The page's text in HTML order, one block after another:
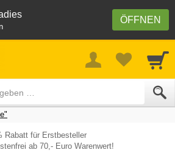
ÖFFNEN
Rabatt für Erstbesteller
ab 70,- Euro Warenwert!